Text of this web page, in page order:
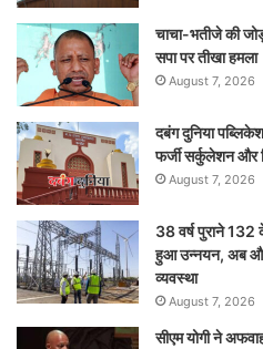
चाचा-भतीजे की
सपा पर तीखा हमला
August 7, 2026
दबंग दुनिया
फर्जी सर्कुलेशन और
August 7, 2026
38 वर्ष पुराने 132
हुआ उन्नयन, अब और
व्यवस्था
August 7, 2026
सीएम योगी ने